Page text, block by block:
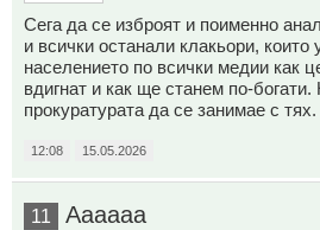
Сега да се изброят и поименно
и всички останали клакьори, които
населението по всички медии как
вдигнат и как ще станем по-
прокуратурата да се занимае с тях.
12:08 15.05.2026
11 Аааааа